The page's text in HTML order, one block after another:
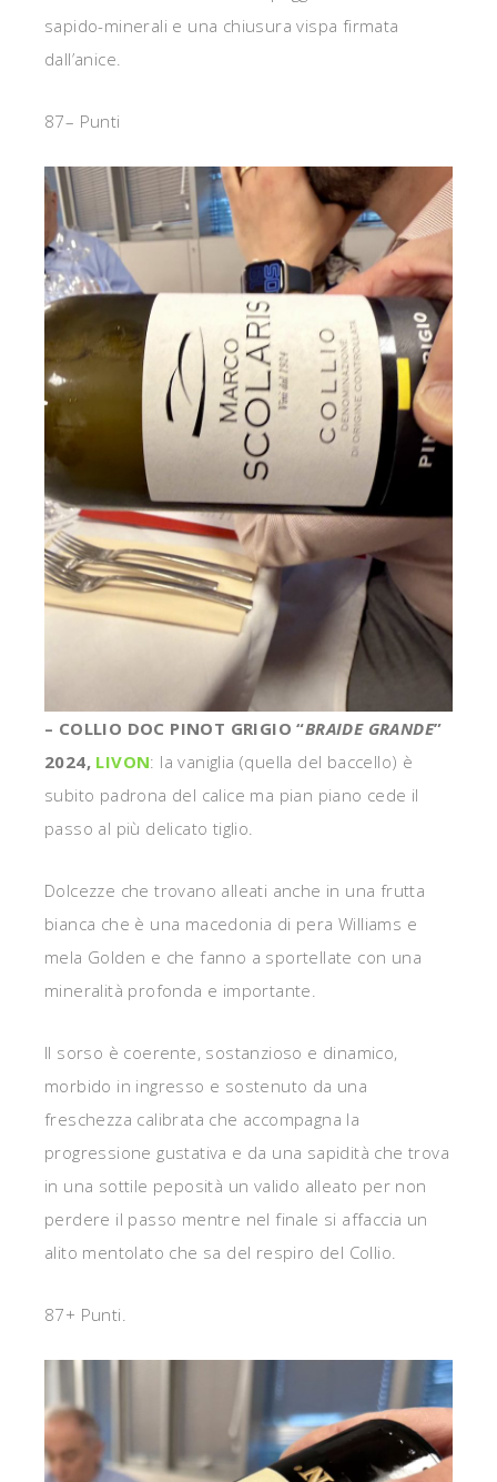
sapido-minerali e una chiusura vispa firmata
dall’anice.
87– Punti
– COLLIO DOC PINOT GRIGIO “BRAIDE GRANDE”
2024, LIVON: la vaniglia (quella del baccello) è
subito padrona del calice ma pian piano cede il
passo al più delicato tiglio.
Dolcezze che trovano alleati anche in una frutta
bianca che è una macedonia di pera Williams e
mela Golden e che fanno a sportellate con una
mineralità profonda e importante.
Il sorso è coerente, sostanzioso e dinamico,
morbido in ingresso e sostenuto da una
freschezza calibrata che accompagna la
progressione gustativa e da una sapidità che trova
in una sottile peposità un valido alleato per non
perdere il passo mentre nel finale si affaccia un
alito mentolato che sa del respiro del Collio.
87+ Punti.